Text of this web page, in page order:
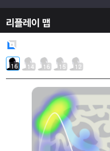
리플레이 맵
16 14 16 15 12